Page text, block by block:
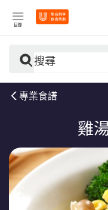
目錄
搜尋
專業食譜
雞